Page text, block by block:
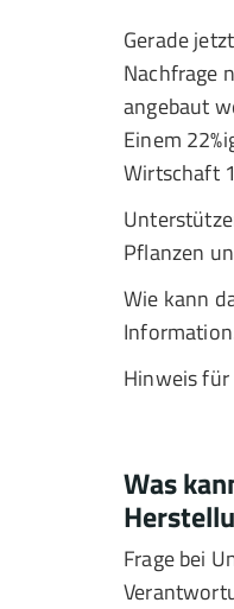
Gerade
Nachfrage
angebaut
Einem
Wirtschaft
Pflanzen
Wie kann
Hinweis
Was
Frage bei